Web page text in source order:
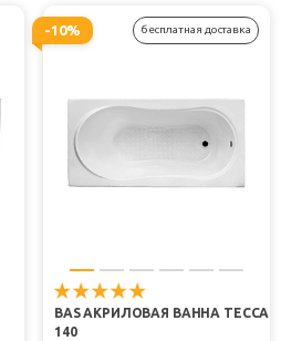
-10% бесплатная доставка
BAS АКРИЛОВАЯ ВАННА ТЕССА
140